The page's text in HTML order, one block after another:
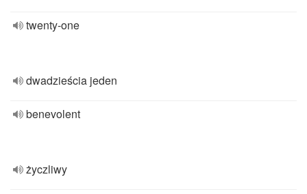
twenty-one
dwadzieścia jeden
benevolent
życzliwy